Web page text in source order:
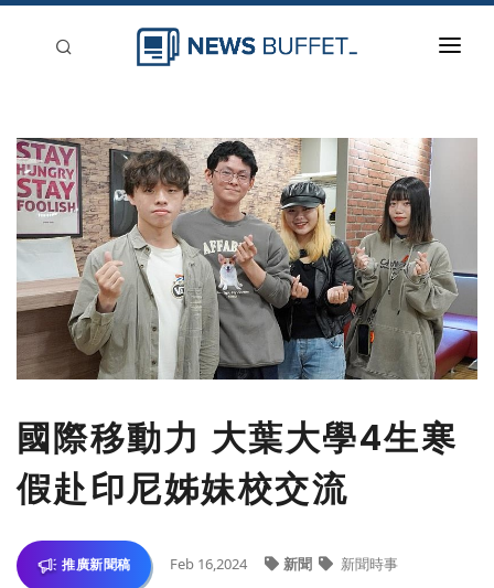
新聞稿分類
登入
刊登
國際移動力 大葉大學4生寒
假赴印尼姊妹校交流
推廣新聞稿 Feb 16,2024 新聞 新聞時事